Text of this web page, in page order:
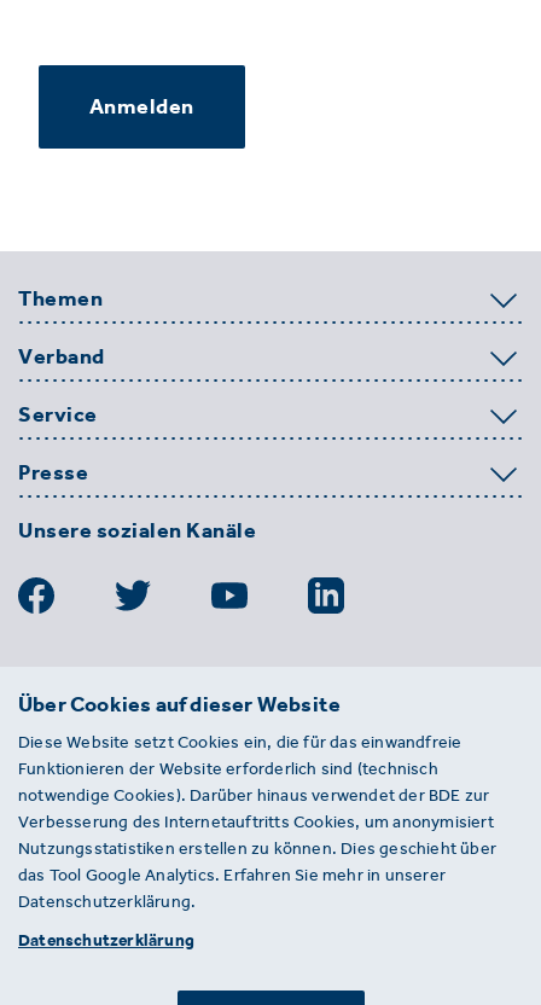
Anmelden
Themen
Verband
Service
Presse
Unsere sozialen Kanäle
BDE
Entsorgungs-, Wasser- und
Kreislaufwirtschaft e. V.
Von-der-Heydt-Straße 2
D 10785 Berlin
Sie haben einen Fehler auf unserer Website
gefunden? Ihnen ist ein defekter Link
aufgefallen? Wir freuen uns über Ihren
Über Cookies auf dieser Website
Diese Website setzt Cookies ein, die für das einwandfreie
Funktionieren der Website erforderlich sind (technisch
notwendige Cookies). Darüber hinaus verwendet der BDE zur
Verbesserung des Internetauftritts Cookies, um anonymisiert
Nutzungsstatistiken erstellen zu können. Dies geschieht über
das Tool Google Analytics. Erfahren Sie mehr in unserer
Datenschutzerklärung.
Datenschutzerklärung